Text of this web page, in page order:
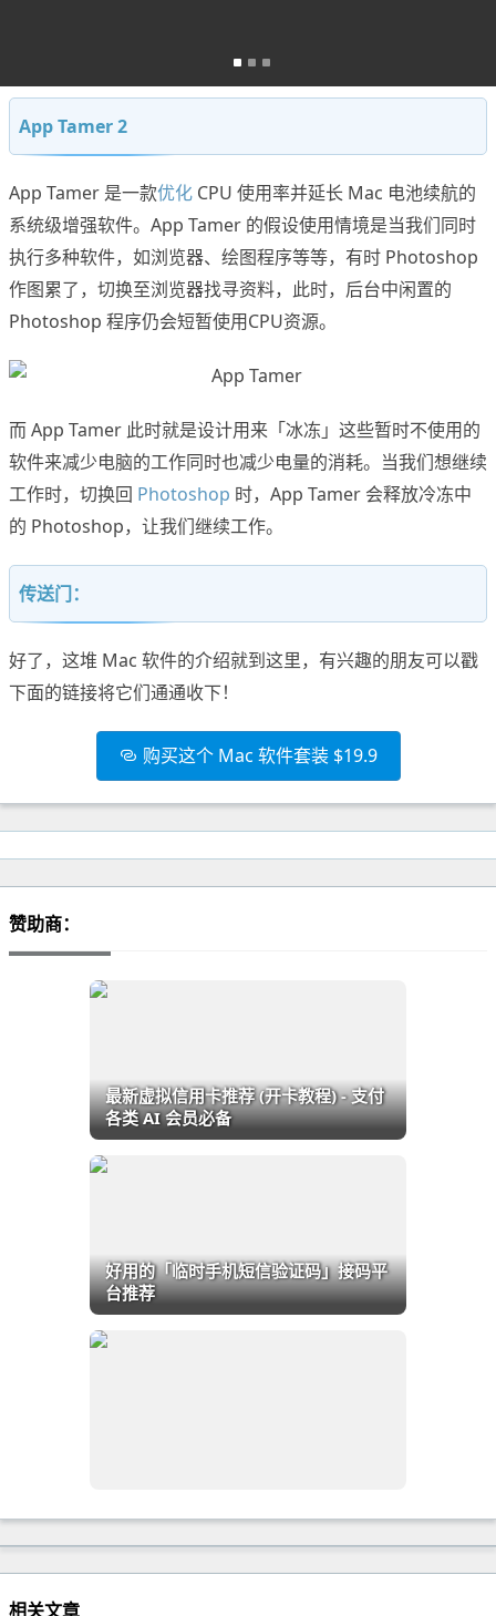
App Tamer 2
App Tamer 是一款优化 CPU 使用率并延长 Mac 电池续航的
系统级增强软件。App Tamer 的假设使用情境是当我们同时
执行多种软件，如浏览器、绘图程序等等，有时 Photoshop
作图累了，切换至浏览器找寻资料，此时，后台中闲置的
Photoshop 程序仍会短暂使用CPU资源。
而 App Tamer 此时就是设计用来「冰冻」这些暂时不使用的
软件来减少电脑的工作同时也减少电量的消耗。当我们想继续
工作时，切换回 Photoshop 时，App Tamer 会释放冷冻中
的 Photoshop，让我们继续工作。
传送门：
好了，这堆 Mac 软件的介绍就到这里，有兴趣的朋友可以戳
下面的链接将它们通通收下！
购买这个 Mac 软件套装 $19.9
赞助商：
最新虚拟信用卡推荐 (开卡教程) - 支付
各类 AI 会员必备
好用的「临时手机短信验证码」接码平
台推荐
相关文章